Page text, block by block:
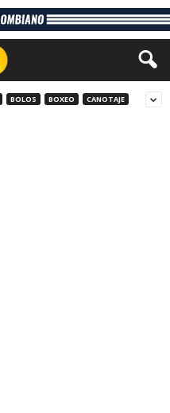
BOLOS BOXEO CANOTAJE